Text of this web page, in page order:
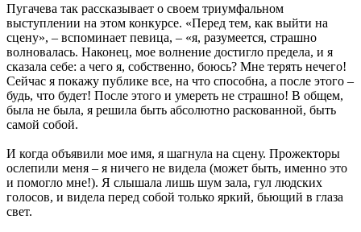
Пугачева так рассказывает о своем триумфальном
выступлении на этом конкурсе. «Перед тем, как выйти на
сцену», – вспоминает певица, – «я, разумеется, страшно
волновалась. Наконец, мое волнение достигло предела, и я
сказала себе: а чего я, собственно, боюсь? Мне терять нечего!
Сейчас я покажу публике все, на что способна, а после этого –
будь, что будет! После этого и умереть не страшно! В общем,
была не была, я решила быть абсолютно раскованной, быть
самой собой.
И когда объявили мое имя, я шагнула на сцену. Прожекторы
ослепили меня – я ничего не видела (может быть, именно это
и помогло мне!). Я слышала лишь шум зала, гул людских
голосов, и видела перед собой только яркий, бьющий в глаза
свет.